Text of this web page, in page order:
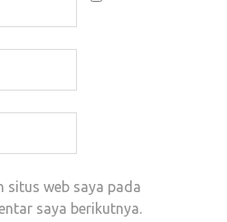
situs web saya pada
saya berikutnya.